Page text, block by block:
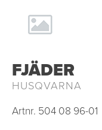
FJÄDER
HUSQVARNA
Artnr. 504 08 96-01